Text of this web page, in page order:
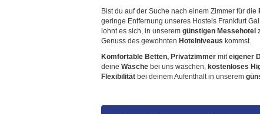
Bist du auf der Suche nach einem Zimmer für die
geringe Entfernung unseres Hostels Frankfurt
lohnt es sich, in unserem günstigen Messehotel
Genuss des gewohnten Hotelniveaus kommst.
Komfortable Betten, Privatzimmer miteigener
deine Wäsche bei uns waschen, kostenloses
Flexibilität bei deinem Aufenthalt in unserem